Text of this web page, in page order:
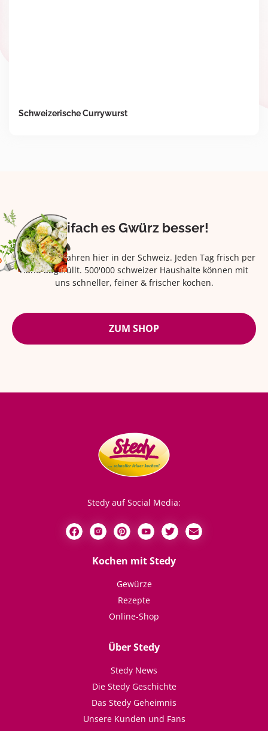
Schweizerische Currywurst
Eifach es Gwürz besser!
Seit über 42 Jahren hier in der Schweiz. Jeden Tag frisch per
Hand abgefüllt. 500'000 schweizer Haushalte können mit
uns schneller, feiner & frischer kochen.
ZUM SHOP
Stedy auf Social Media:
Kochen mit Stedy
Gewürze
Rezepte
Online-Shop
Über Stedy
Stedy News
Die Stedy Geschichte
Das Stedy Geheimnis
Unsere Kunden und Fans